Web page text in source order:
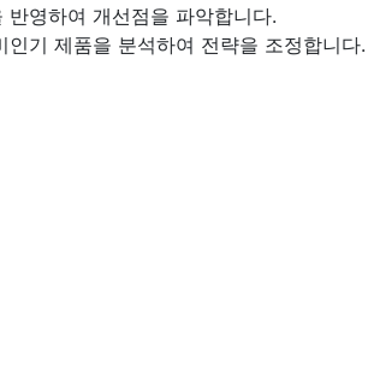
영하여 개선점을 파악합니다.
기 제품을 분석하여 전략을 조정합니다.